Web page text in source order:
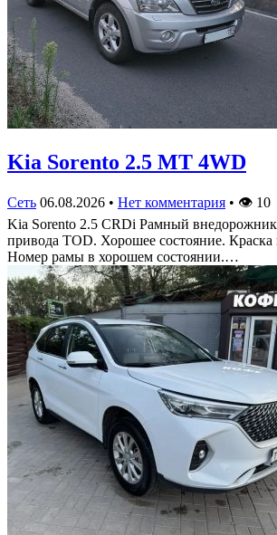
Kia Sorento 2.5 MT 4WD
Сеть 06.08.2026 • Нет комментария • 👁 10
Kia Sorento 2.5 CRDi Рамный
привода TOD. Хорошее состояние. Краска
Номер рамы в хорошем состоянии.…